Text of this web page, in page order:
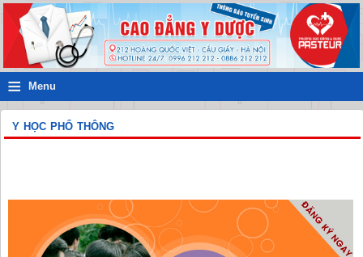
≡ Menu
Y HỌC PHỔ THÔNG